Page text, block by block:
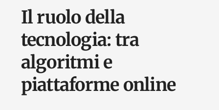
Il ruolo della
tecnologia: tra
algoritmi e
piattaforme online